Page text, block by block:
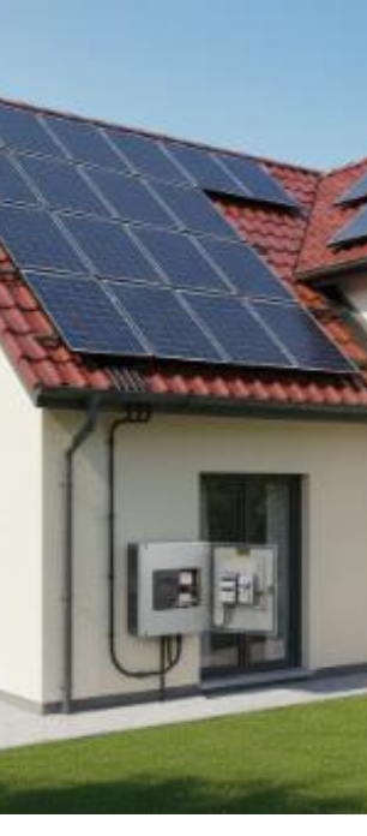
Quanto
installare rete
fotovoltaica
Caserta?
tariffe
Il costo medio per installare
fotovoltaica legata va da8594€
Vuoi sapere il prezzo preciso per installare rete
legata? Ottieni preventivi gratuiti.
È completamente gratuito
Trova tecnici